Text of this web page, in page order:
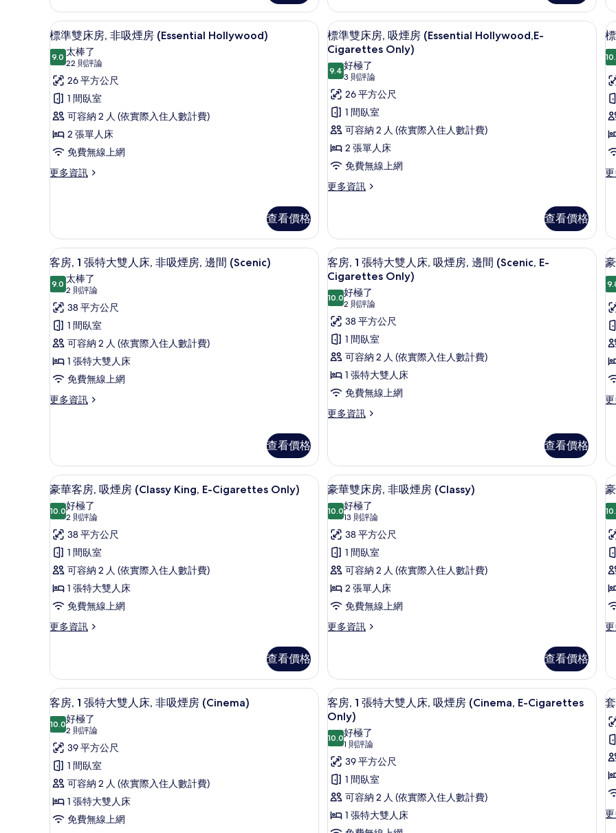
(Modest,
Shower
Only)
的
所
有
相
片
單
人
房,
吸
房
(Modest,
Shower
Only)
的
情
(Essential)
的
所
有
相
片
雙
人
房,
非
煙
房
(Essential)
的
詳
情
E-
雙
人
房,
煙
E-
的
情
顯
示
標
準
雙
床
房,
非
吸
Hollywood)
的
所
有
相
片
羽絨被、客房內保險箱、遮光布/窗簾、免費無線上網
7
標準雙床房, 非吸煙房 (Essential Hollywood)
9.09.0 分，滿分 10 分
太棒了
22 則評論
(22
則
評
論)
26 平方公尺
1 間臥室
可容納 2 人 (依實際入住人數計費)
2 張單人床
免費無線上網
更多資訊
更
床
房,
非
吸
煙
房
(Essential
Hollywood)
的
詳
情
查看價格
顯
示
標
準
雙
床
房,
吸
煙
房
Cigarettes
Only)
的
所
有
相
片
羽絨被、客房內保險箱、遮光布/窗簾
7
標準雙床房, 吸煙房 (Essential Hollywood,E-
Cigarettes Only)
9.49.4 分，滿分 10 分
好極了
3 則評論
(3
則
評
論)
26 平方公尺
1 間臥室
可容納 2 人 (依實際入住人數計費)
2 張單人床
免費無線上網
更多資訊
更
雙
床
房,
吸
房
(Essential
Hollywood,E-
Cigarettes
Only)
的
詳
查看價格
更
人
房,
吸
煙
房
E-
的
詳
顯
示
客
房,
張
特
大
雙
吸
煙
房,
邊
間
(Scenic)
的
所
有
相
羽絨被、客房內保險箱、遮光布/窗簾、免費無線上網
7
客房, 1 張特大雙人床, 非吸煙房, 邊間 (Scenic)
9.09.0 分，滿分 10 分
太棒了
2 則評論
(2
則
評
論)
38 平方公尺
1 間臥室
可容納 2 人 (依實際入住人數計費)
1 張特大雙人床
免費無線上網
更多資訊
更
張
特
大
雙
人
床,
非
吸
煙
房,
邊
(Scenic)
的
詳
查看價格
顯
示
客
房,
1
張
特
大
雙
人
煙
房,
邊
間
(Scenic,
E-
Cigarettes
Only)
的
所
片
羽絨被、客房內保險箱、遮光布/窗簾
7
客房, 1 張特大雙人床, 吸煙房, 邊間 (Scenic, E-
Cigarettes Only)
10.010.0 分，滿分 10 分
好極了
2 則評論
(2
則
評
論)
38 平方公尺
1 間臥室
可容納 2 人 (依實際入住人數計費)
1 張特大雙人床
免費無線上網
更多資訊
更
1
張
特
雙
床,
吸
煙
房,
邊
(Scenic,
E-
Cigarettes
詳
查看價格
更
房,
非
吸
煙
房
的
詳
情
顯
示
豪
華
客
房,
吸
煙
房
E-
Cigarettes
Only)
的
所
有
相
片
羽絨被、客房內保險箱、遮光布/窗簾、免費無線上網
7
豪華客房, 吸煙房 (Classy King, E-Cigarettes Only)
10.010.0 分，滿分 10 分
好極了
2 則評論
(2
則
評
論)
38 平方公尺
1 間臥室
可容納 2 人 (依實際入住人數計費)
1 張特大雙人床
免費無線上網
更多資訊
更
客
房,
吸
房
(Classy
King,
E-
Cigarettes
Only)
的
情
查看價格
顯
示
豪
華
雙
床
房,
非
吸
(Classy)
的
所
有
相
片
羽絨被、客房內保險箱、遮光布/窗簾
7
豪華雙床房, 非吸煙房 (Classy)
10.010.0 分，滿分 10 分
好極了
13 則評論
(13
則
評
論)
38 平方公尺
1 間臥室
可容納 2 人 (依實際入住人數計費)
2 張單人床
免費無線上網
更多資訊
更
雙
床
房,
非
煙
房
(Classy)
的
詳
情
查看價格
E-
更
雙
床
房,
煙
房
E-
的
詳
顯
示
客
房,
張
特
大
羽絨被、客房內保險箱、遮光布/窗簾、免費無線上網
8
客房, 1 張特大雙人床, 非吸煙房 (Cinema)
10.010.0 分，滿分 10 分
好極了
2 則評論
(2
則
評
論)
39 平方公尺
1 間臥室
可容納 2 人 (依實際入住人數計費)
1 張特大雙人床
免費無線上網
顯
示
客
房,
1
張
特
大
羽絨被、客房內保險箱、遮光布/窗簾
8
客房, 1 張特大雙人床, 吸煙房 (Cinema, E-Cigarettes
Only)
10.010.0 分，滿分 10 分
好極了
1 則評論
(1
則
評
論)
39 平方公尺
1 間臥室
可容納 2 人 (依實際入住人數計費)
1 張特大雙人床
顯
非
更